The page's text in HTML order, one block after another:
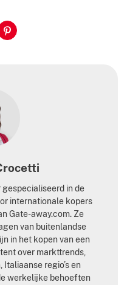
op X
Delen op Pinterest
in de
internationale kopers
Gate-away.com. Ze
van buitenlandse
in het kopen van een
over markttrends,
regio’s en
werkelijke behoeften